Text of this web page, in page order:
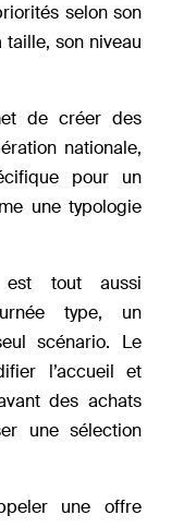
selon son
son niveau
de créer des
nationale,
pour un
une typologie
est tout aussi
type, un
scénario. Le
l’accueil et
des achats
une sélection
une offre